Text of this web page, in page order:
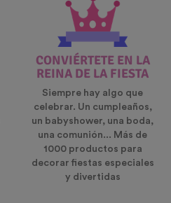
CONVIÉRTETE EN LA
REINA DE LA FIESTA
Siempre hay algo que
celebrar. Un cumpleaños,
un babyshower, una boda,
una comunión... Más de
1000 productos para
decorar fiestas especiales
y divertidas